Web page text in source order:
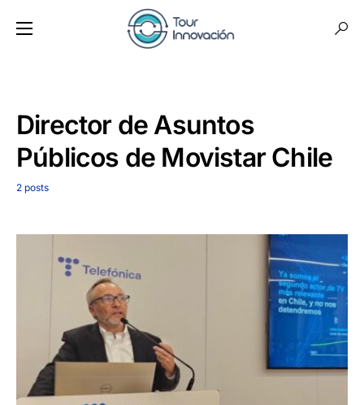
Director de Asuntos
Públicos de Movistar Chile
2 posts